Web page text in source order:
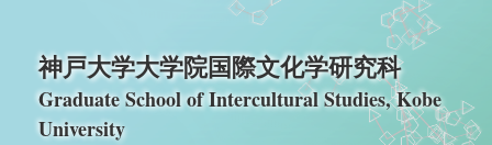
神戸大学大学院国際文化学研究科
Graduate School of Intercultural Studies, Kobe
University